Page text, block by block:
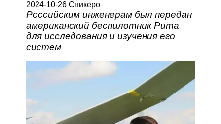
2024-10-26 Сникеро
Российским инженерам был передан
американский беспилотник Puma
для исследования и изучения его
систем